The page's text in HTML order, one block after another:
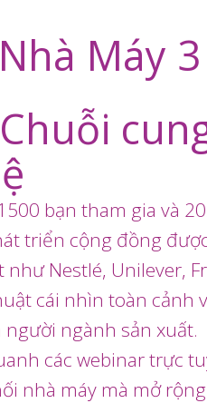
Máy 3
bạn tham gia và
triển cộng đồng
Nestlé, Unilever,
cái nhìn toàn cảnh
ngành sản xuất.
các webinar trực
nhà máy mà mở